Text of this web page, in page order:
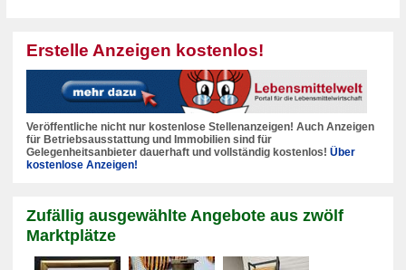
Erstelle Anzeigen kostenlos!
Veröffentliche nicht nur kostenlose Stellenanzeigen! Auch Anzeigen
für Betriebsausstattung und Immobilien sind für
Gelegenheitsanbieter dauerhaft und vollständig kostenlos! Über
kostenlose Anzeigen!
Zufällig ausgewählte Angebote aus zwölf
Marktplätze